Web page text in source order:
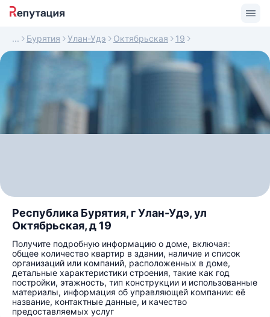
Бурятия Улан-Удэ Октябрьская 19
Республика Бурятия, г Улан-Удэ, ул
Октябрьская, д 19
Получите подробную информацию о доме, включая:
общее количество квартир в здании, наличие и список
организаций или компаний, расположенных в доме,
детальные характеристики строения, такие как год
постройки, этажность, тип конструкции и использованные
материалы, информация об управляющей компании: её
название, контактные данные, и качество
предоставляемых услуг